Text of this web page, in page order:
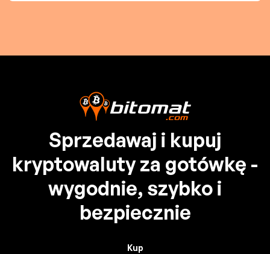
Sprzedawaj i kupuj
kryptowaluty za gotówkę -
wygodnie, szybko i
bezpiecznie
Kup